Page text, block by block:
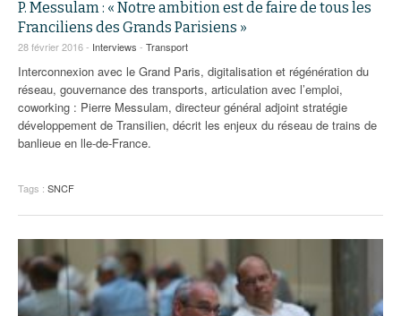
P. Messulam : « Notre ambition est de faire de tous les
Franciliens des Grands Parisiens »
28 février 2016 - Interviews - Transport
Interconnexion avec le Grand Paris, digitalisation et régénération du
réseau, gouvernance des transports, articulation avec l’emploi,
coworking : Pierre Messulam, directeur général adjoint stratégie
développement de Transilien, décrit les enjeux du réseau de trains de
banlieue en lle-de-France.
Tags : SNCF